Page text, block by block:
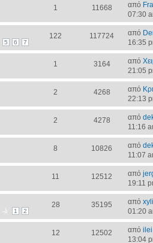
1 11668 από
07:30
5 6 7
122 117724 από
16:35
1 3164 από
21:05
2 4268 από
22:13
2 4278 από
11:16
8 10826 από
11:07
11 12512 από
19:11
1 2
28 35195 από
01:20
12 12502 απόilei
13:04